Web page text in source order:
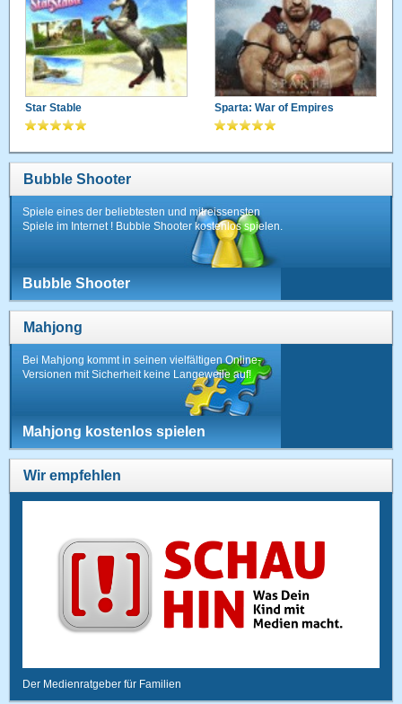
Star Stable Sparta: War of Empires
Bubble Shooter
Spiele eines der beliebtesten und mitreissensten
Spiele im Internet ! Bubble Shooter kostenlos spielen.
Bubble Shooter
Mahjong
Bei Mahjong kommt in seinen vielfältigen Online-
Versionen mit Sicherheit keine Langeweile auf!
Mahjong kostenlos spielen
Wir empfehlen
Der Medienratgeber für Familien